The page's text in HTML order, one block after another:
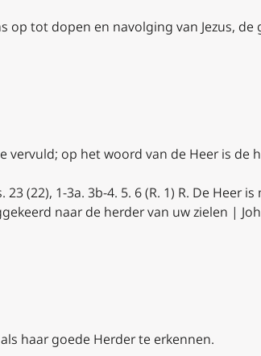
op tot dopen en navolging van Jezus,
vervuld; op het woord van de Heer is
(22), 1-3a. 3b-4. 5. 6 (R. 1) R. De Heer
naar de herder van uw zielen |
haar goede Herder te erkennen.